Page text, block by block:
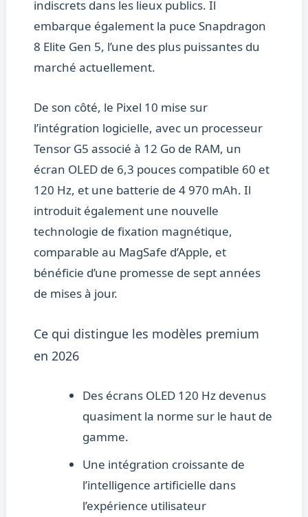
indiscrets dans les lieux publics. Il
embarque également la puce Snapdragon
8 Elite Gen 5, l’une des plus puissantes du
marché actuellement.
De son côté, le Pixel 10 mise sur
l’intégration logicielle, avec un processeur
Tensor G5 associé à 12 Go de RAM, un
écran OLED de 6,3 pouces compatible 60 et
120 Hz, et une batterie de 4 970 mAh. Il
introduit également une nouvelle
technologie de fixation magnétique,
comparable au MagSafe d’Apple, et
bénéficie d’une promesse de sept années
de mises à jour.
Ce qui distingue les modèles premium
en 2026
Des écrans OLED 120 Hz devenus
quasiment la norme sur le haut de
gamme.
Une intégration croissante de
l’intelligence artificielle dans
l’expérience utilisateur